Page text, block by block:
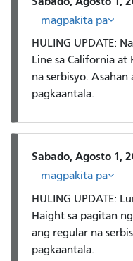
magpakita pa
HULING UPDATE:
Line sa California
na serbisyo.
pagkaantala.
Sabado, Agosto 1,
magpakita pa
HULING UPDATE:
Haight sa pagitan
ang regular na
pagkaantala.